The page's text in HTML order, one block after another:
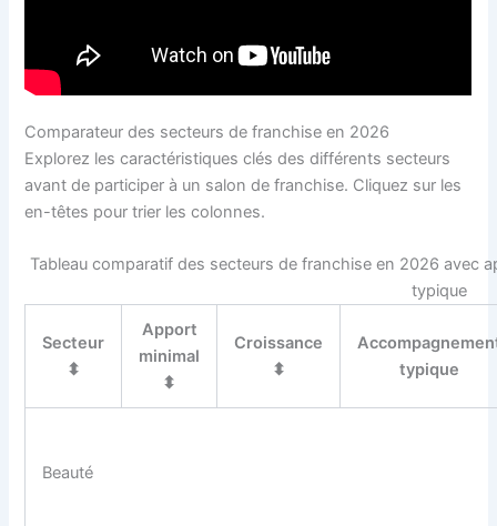
Comparateur des secteurs de franchise en 2026
Explorez les caractéristiques clés des différents secteurs
avant de participer à un salon de franchise. Cliquez sur les
en-têtes pour trier les colonnes.
Tableau comparatif des secteurs de franchise en 2026 avec
typique
Secteur
⬍
Apport
minimal
⬍
Croissance
⬍
typique
Beauté